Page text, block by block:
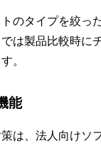
のタイプを絞っ
は製品比較時に
。
能
は、法人向けソ